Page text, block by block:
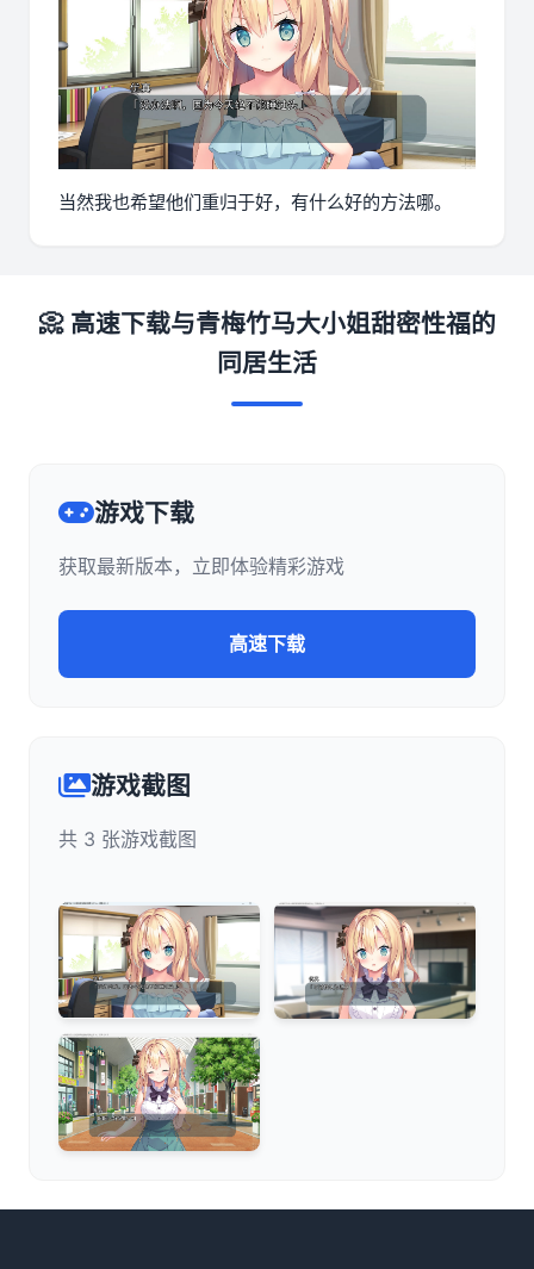
当然我也希望他们重归于好，有什么好的方法哪。
📀 高速下载与青梅竹马大小姐甜密性福的
同居生活
游戏下载
获取最新版本，立即体验精彩游戏
高速下载
游戏截图
共 3 张游戏截图